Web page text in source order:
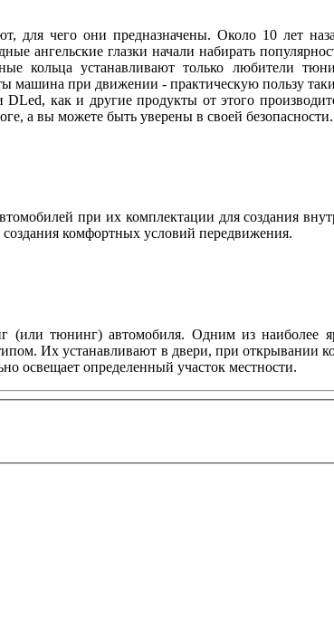
для чего они предназначены. Около 10 лет
ангельские глазки начали набирать
кольца устанавливают только любители
машина при движении - практическую пользу
как и другие продукты от этого
а вы можете быть уверены в своей
при их комплектации для создания
комфортных условий передвижения.
(или тюнинг) автомобиля. Одним из наиболее
Их устанавливают в двери, при открывании
освещает определенный участок местности.